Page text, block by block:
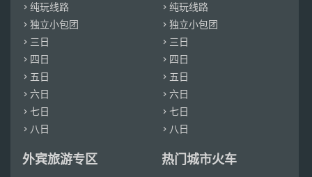
 纯玩线路
 独立小包团
 三日
 四日
 五日
 六日
 七日
 八日
纯玩线路
独立小包团
 三日
 四日
 五日
六日
七日
 八日
外宾旅游专区 热门城市火车